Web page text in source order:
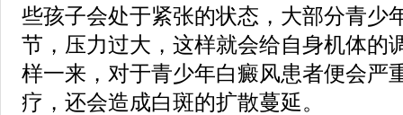
些孩子会处于紧张的状态，大部分青少
节，压力过大，这样就会给自身机体的
样一来，对于青少年白癜风患者便会严
疗，还会造成白斑的扩散蔓延。